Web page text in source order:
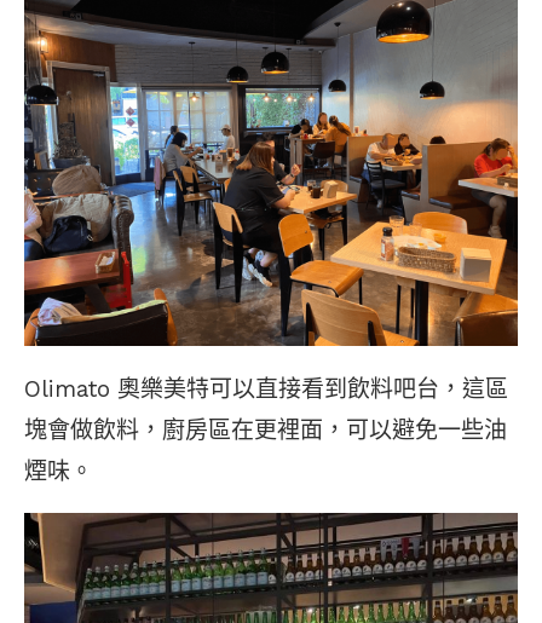
Olimato 奧樂美特可以直接看到飲料吧台，這區
塊會做飲料，廚房區在更裡面，可以避免一些油
煙味。